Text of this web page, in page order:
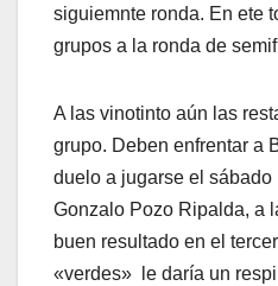
siguiemnte ronda. En ete
grupos a la ronda de
A las vinotinto aún las
grupo. Deben enfrentar a
duelo a jugarse el sábado
Gonzalo Pozo Ripalda, a
buen resultado en el
«verdes» le daría un